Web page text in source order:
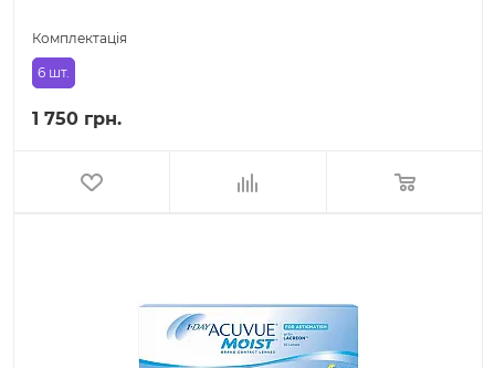
Комплектація
6 шт.
1 750 грн.